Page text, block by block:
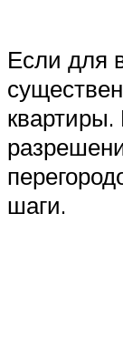
Если для
шаги.